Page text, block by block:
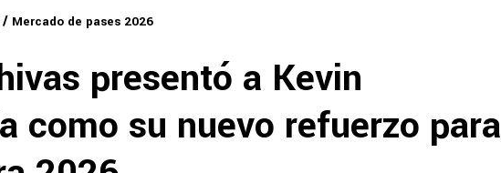
Mercado de pases 2026
presentó a Kevin
como su nuevo refuerzo para